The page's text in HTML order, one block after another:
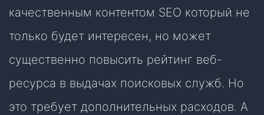
качественным контентом SEO который не
только будет интересен, но может
существенно повысить рейтинг веб-
ресурса в выдачах поисковых служб. Но
это требует дополнительных расходов. А